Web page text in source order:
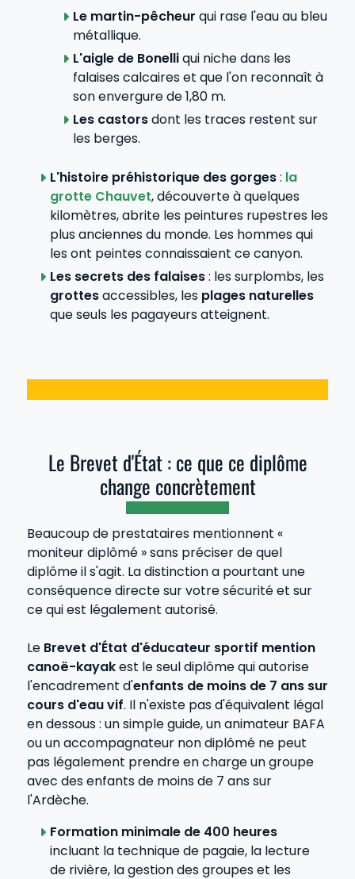
Le martin-pêcheur qui rase l'eau au bleu
métallique.
L'aigle de Bonelliqui niche dans les
falaises calcaires et que l'on reconnaît à
son envergure de 1,80 m.
Les castorsdont les traces restent sur
les berges.
L'histoire préhistorique des gorges: la
grotte Chauvet, découverte à quelques
kilomètres, abrite les peintures rupestres les
plus anciennes du monde. Les hommes qui
les ont peintes connaissaient ce canyon.
Les secrets des falaises: les surplombs, les
grottesaccessibles, les plages naturelles
que seuls les pagayeurs atteignent.
Le Brevet d'État : ce que ce diplôme
change concrètement
Beaucoup de prestataires mentionnent «
moniteur diplômé » sans préciser de quel
diplôme il s'agit. La distinction a pourtant une
conséquence directe sur votre sécurité et sur
ce qui est légalement autorisé.
Le Brevet d'État d'éducateur sportif mention
canoë-kayakest le seul diplôme qui autorise
l'encadrement d'enfants de moins de 7 ans sur
cours d'eau vif. Il n'existe pas d'équivalent légal
en dessous : un simple guide, un animateur BAFA
ou un accompagnateur non diplômé ne peut
pas légalement prendre en charge un groupe
avec des enfants de moins de 7 ans sur
l'Ardèche.
Formation minimale de 400 heures
incluant la technique de pagaie, la lecture
de rivière, la gestion des groupes et les